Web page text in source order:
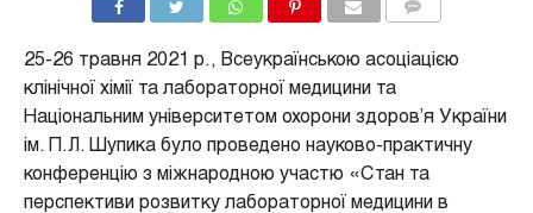
25-26 травня 2021 р., Всеукраїнською асоціацією
клінічної хімії та лабораторної медицини та
Національним університетом охорони здоров’я України
ім. П.Л. Шупика було проведено науково-практичну
конференцію з міжнародною участю «Стан та
перспективи розвитку лабораторної медицини в